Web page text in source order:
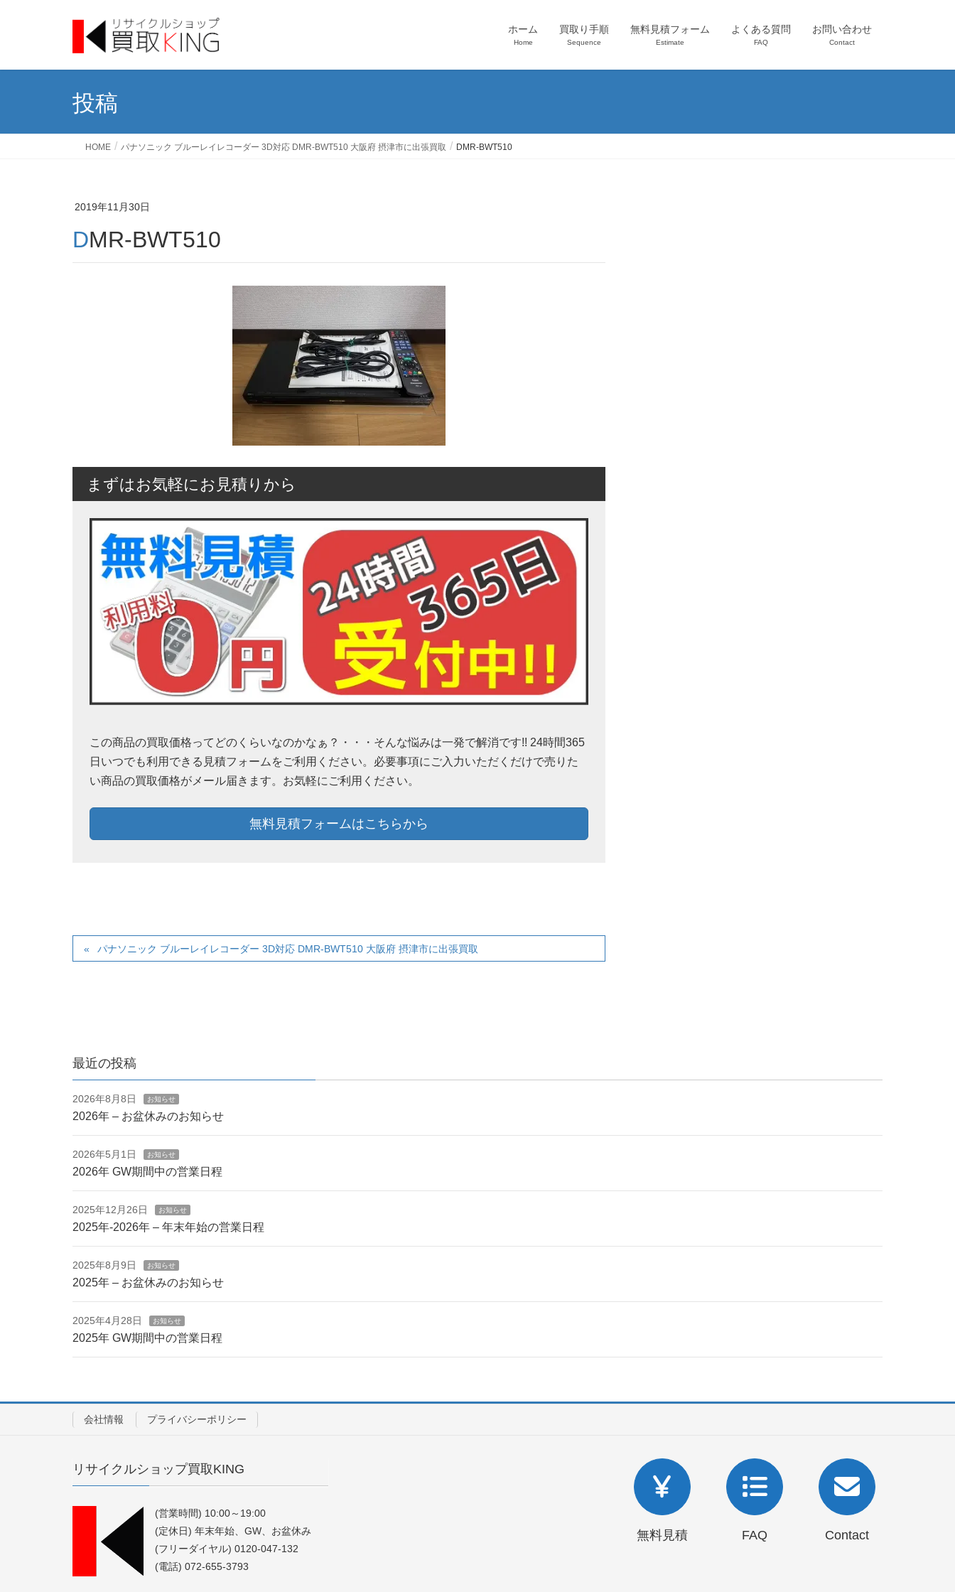
ホーム
Home
買取り手順
Sequence
無料見積フォーム
Estimate
よくある質問
FAQ
お問い合わせ
Contact
投稿
HOME パナソニック ブルーレイレコーダー 3D対応 DMR-BWT510 大阪府 摂津市に出張買取 DMR-BWT510
2019年11月30日
DMR-BWT510
まずはお気軽にお見積りから
この商品の買取価格ってどのくらいなのかなぁ？・・・そんな悩みは一発で解消です!! 24時間365
日いつでも利用できる見積フォームをご利用ください。必要事項にご入力いただくだけで売りた
い商品の買取価格がメール届きます。お気軽にご利用ください。
無料見積フォームはこちらから
パナソニック ブルーレイレコーダー 3D対応 DMR-BWT510 大阪府 摂津市に出張買取
最近の投稿
2026年8月8日 お知らせ
2026年 – お盆休みのお知らせ
2026年5月1日 お知らせ
2026年 GW期間中の営業日程
2025年12月26日 お知らせ
2025年-2026年 – 年末年始の営業日程
2025年8月9日 お知らせ
2025年 – お盆休みのお知らせ
2025年4月28日 お知らせ
2025年 GW期間中の営業日程
会社情報 プライバシーポリシー
リサイクルショップ買取KING
(営業時間) 10:00～19:00
(定休日) 年末年始、GW、お盆休み
(フリーダイヤル) 0120-047-132
(電話) 072-655-3793
無料見積 FAQ Contact